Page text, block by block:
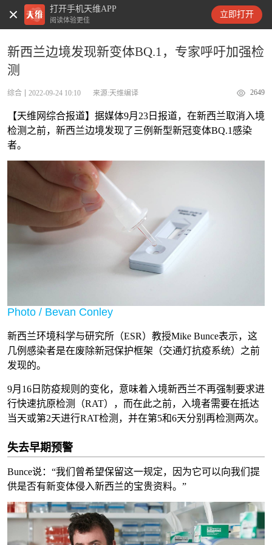
打开手机天维APP
阅读体验更佳
立即打开
天维新闻
新西兰边境发现新变体BQ.1，专家呼吁加强检
测
综合 2022-09-24 10:10 来源:天维编译 2649
【天维网综合报道】据媒体9月23日报道，在新西兰取消入境
检测之前，新西兰边境发现了三例新型新冠变体BQ.1感染
者。
Photo / Bevan Conley
新西兰环境科学与研究所（ESR）教授Mike Bunce表示，这
几例感染者是在废除新冠保护框架（交通灯抗疫系统）之前
发现的。
9月16日防疫规则的变化，意味着入境新西兰不再强制要求进
行快速抗原检测（RAT），而在此之前，入境者需要在抵达
当天或第2天进行RAT检测，并在第5和6天分别再检测两次。
失去早期预警
Bunce说：“我们曾希望保留这一规定，因为它可以向我们提
供是否有新变体侵入新西兰的宝贵资料。”